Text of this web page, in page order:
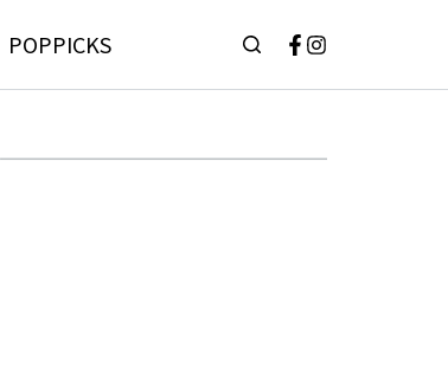
POPPICKS